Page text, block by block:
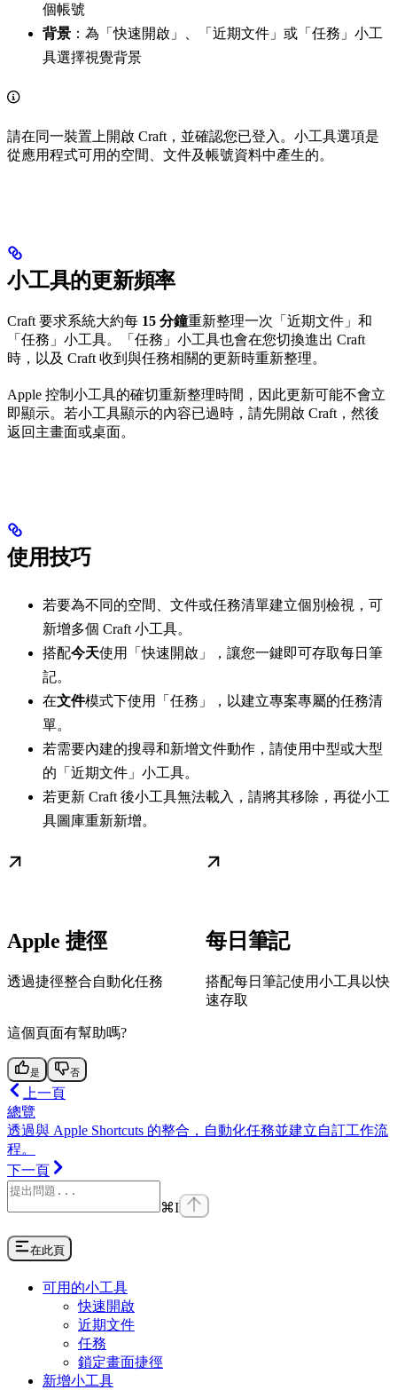
個帳號
背景 ：為「快速開啟」、「近期文件」或「任務」小工
具選擇視覺背景
請在同一裝置上開啟 Craft，並確認您已登入。小工具選項是
從應用程式可用的空間、文件及帳號資料中產生的。
小工具的更新頻率
Craft 要求系統大約每 15 分鐘重新整理一次「近期文件」和
「任務」小工具。「任務」小工具也會在您切換進出 Craft
時，以及 Craft 收到與任務相關的更新時重新整理。
Apple 控制小工具的確切重新整理時間，因此更新可能不會立
即顯示。若小工具顯示的內容已過時，請先開啟 Craft，然後
返回主畫面或桌面。
使用技巧
若要為不同的空間、文件或任務清單建立個別檢視，可
新增多個 Craft 小工具。
搭配今天使用「快速開啟」，讓您一鍵即可存取每日筆
記。
在文件模式下使用「任務」，以建立專案專屬的任務清
單。
若需要內建的搜尋和新增文件動作，請使用中型或大型
的「近期文件」小工具。
若更新 Craft 後小工具無法載入，請將其移除，再從小工
具圖庫重新新增。
Apple 捷徑
透過捷徑整合自動化任務
每日筆記
搭配每日筆記使用小工具以快
速存取
這個頁面有幫助嗎?
是 否
上一頁
總覽
透過與 Apple Shortcuts 的整合，自動化任務並建立自訂工作流
程。
下一頁
⌘I
在此頁
可用的小工具
快速開啟
近期文件
任務
鎖定畫面捷徑
新增小工具